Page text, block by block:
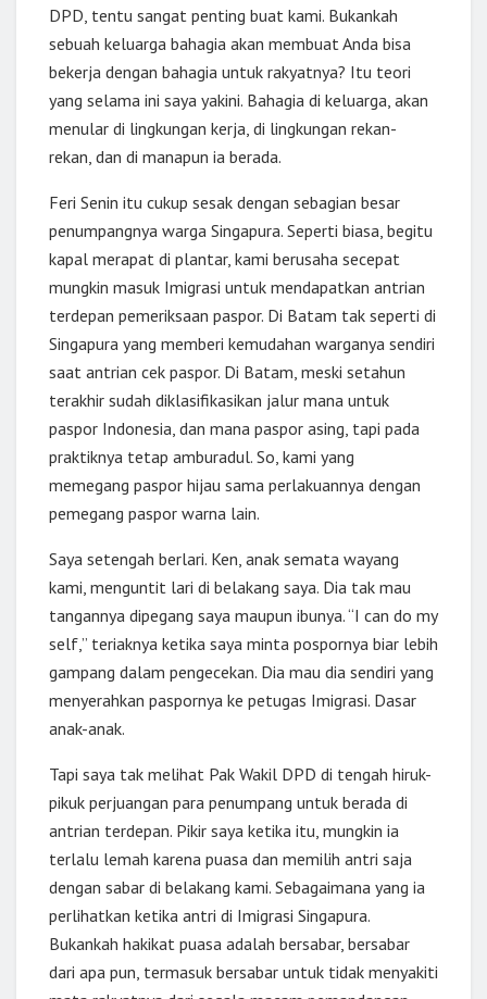
DPD, tentu sangat penting buat kami. Bukankah
sebuah keluarga bahagia akan membuat Anda bisa
bekerja dengan bahagia untuk rakyatnya? Itu teori
yang selama ini saya yakini. Bahagia di keluarga, akan
menular di lingkungan kerja, di lingkungan rekan-
rekan, dan di manapun ia berada.
Feri Senin itu cukup sesak dengan sebagian besar
penumpangnya warga Singapura. Seperti biasa, begitu
kapal merapat di plantar, kami berusaha secepat
mungkin masuk Imigrasi untuk mendapatkan antrian
terdepan pemeriksaan paspor. Di Batam tak seperti di
Singapura yang memberi kemudahan warganya sendiri
saat antrian cek paspor. Di Batam, meski setahun
terakhir sudah diklasifikasikan jalur mana untuk
paspor Indonesia, dan mana paspor asing, tapi pada
praktiknya tetap amburadul. So, kami yang
memegang paspor hijau sama perlakuannya dengan
pemegang paspor warna lain.
Saya setengah berlari. Ken, anak semata wayang
kami, menguntit lari di belakang saya. Dia tak mau
tangannya dipegang saya maupun ibunya. “I can do my
self,” teriaknya ketika saya minta pospornya biar lebih
gampang dalam pengecekan. Dia mau dia sendiri yang
menyerahkan paspornya ke petugas Imigrasi. Dasar
anak-anak.
Tapi saya tak melihat Pak Wakil DPD di tengah hiruk-
pikuk perjuangan para penumpang untuk berada di
antrian terdepan. Pikir saya ketika itu, mungkin ia
terlalu lemah karena puasa dan memilih antri saja
dengan sabar di belakang kami. Sebagaimana yang ia
perlihatkan ketika antri di Imigrasi Singapura.
Bukankah hakikat puasa adalah bersabar, bersabar
dari apa pun, termasuk bersabar untuk tidak menyakiti